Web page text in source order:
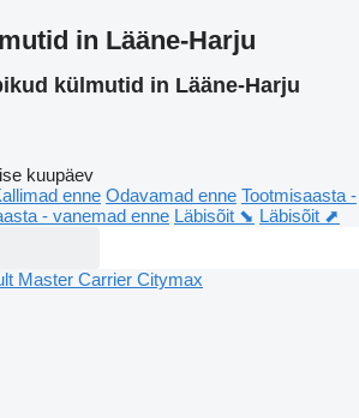
in Lääne-Harju
külmutid in Lääne-Harju
kuupäev
enne Odavamad enne Tootmisaasta -
- vanemad enne Läbisõit ⬊ Läbisõit ⬈